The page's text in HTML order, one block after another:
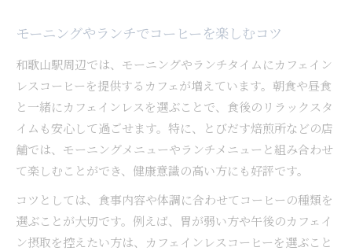
モーニングやランチでコーヒーを楽しむコツ
和歌山駅周辺では、モーニングやランチタイムにカフェイン
レスコーヒーを提供するカフェが増えています。朝食や昼食
と一緒にカフェインレスを選ぶことで、食後のリラックスタ
イムも安心して過ごせます。特に、とびだす焙煎所などの店
舗では、モーニングメニューやランチメニューと組み合わせ
て楽しむことができ、健康意識の高い方にも好評です。
コツとしては、食事内容や体調に合わせてコーヒーの種類を
選ぶことが大切です。例えば、胃が弱い方や午後のカフェイ
ン摂取を控えたい方は、カフェインレスコーヒーを選ぶこと